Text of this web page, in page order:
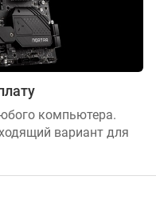
компьютера.
вариант для